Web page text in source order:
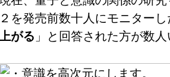
２を発売前数十人にモニター
がる 」と回答された方が数